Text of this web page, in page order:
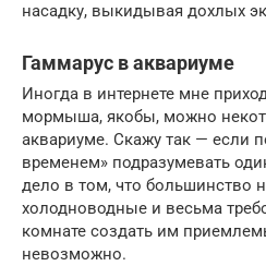
насадку, выкидывая дохлых
Гаммарус в аквариуме
Иногда в интернете мне
мормыша, якобы, можно
аквариуме. Скажу так — если
временем» подразумевать
дело в том, что большинство
холодноводные и весьма
комнате создать им
невозможно.